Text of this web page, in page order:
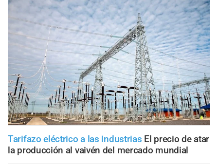
Tarifazo eléctrico a las industrias El precio de atar
la producción al vaivén del mercado mundial